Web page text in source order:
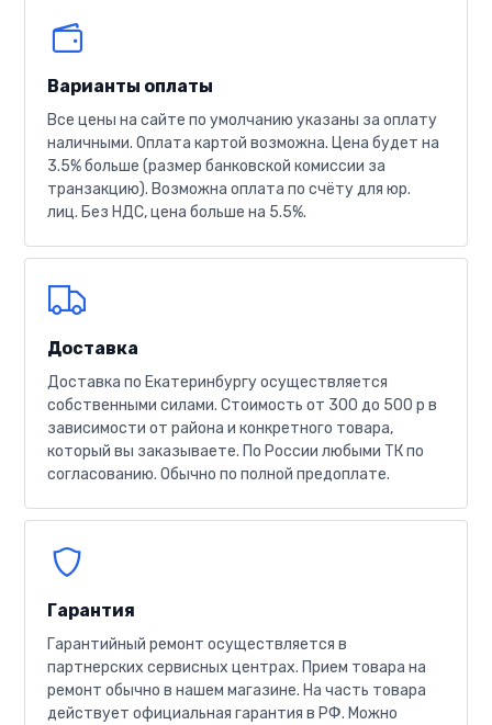
Варианты оплаты
Все цены на сайте по умолчанию указаны за оплату
наличными. Оплата картой возможна. Цена будет на
3.5% больше (размер банковской комиссии за
транзакцию). Возможна оплата по счёту для юр.
лиц. Без НДС, цена больше на 5.5%.
Доставка
Доставка по Екатеринбургу осуществляется
собственными силами. Стоимость от 300 до 500 р в
зависимости от района и конкретного товара,
который вы заказываете. По России любыми ТК по
согласованию. Обычно по полной предоплате.
Гарантия
Гарантийный ремонт осуществляется в
партнерских сервисных центрах. Прием товара на
ремонт обычно в нашем магазине. На часть товара
действует официальная гарантия в РФ. Можно